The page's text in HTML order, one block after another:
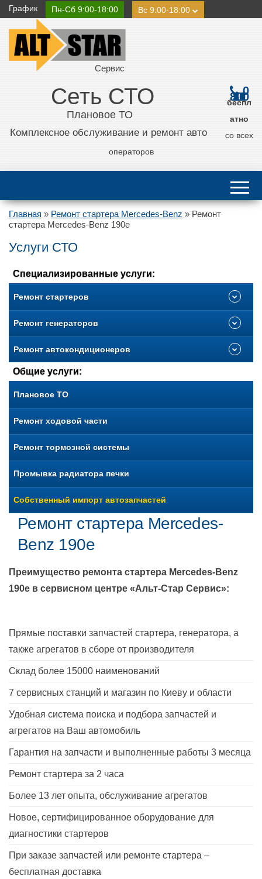
График Пн-Сб 9:00-18:00 Вс 9:00-18:00
Сервис
Сеть СТО
Плановое ТО
Комплексное обслуживание и ремонт авто
0
800 21 11 50
беспл
атно
со всех
операторов
Главная » Ремонт стартера Mercedes-Benz » Ремонт
стартера Mercedes-Benz 190e
Услуги СТО
Специализированные услуги:
Ремонт стартеров
Ремонт генераторов
Ремонт автокондиционеров
Общие услуги:
Плановое ТО
Ремонт ходовой части
Ремонт тормозной системы
Промывка радиатора печки
Собственный импорт автозапчастей
Ремонт стартера Mercedes-
Benz 190e
Преимущество ремонта стартера Mercedes-Benz
190e в сервисном центре «Альт-Стар Сервис»:
Прямые поставки запчастей стартера, генератора, а
также агрегатов в сборе от производителя
Склад более 15000 наименований
7 сервисных станций и магазин по Киеву и области
Удобная система поиска и подбора запчастей и
агрегатов на Ваш автомобиль
Гарантия на запчасти и выполненные работы 3 месяца
Ремонт стартера за 2 часа
Более 13 лет опыта, обслуживание агрегатов
Новое, сертифицированное оборудование для
диагностики стартеров
При заказе запчастей или ремонте стартера –
бесплатная доставка